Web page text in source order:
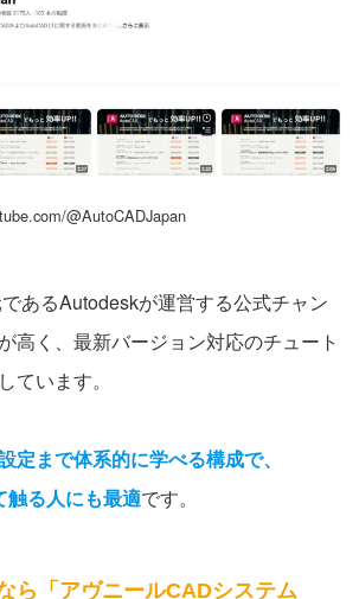
@AutoCADJapan
あるAutodeskが運営する公式チャン
高く、最新バージョン対応のチュート
ています。
定まで体系的に学べる構成で、
る人にも最適です。
ら「アヴニールCADシステム